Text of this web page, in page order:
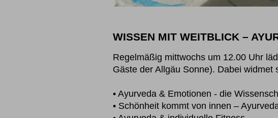
WISSEN MIT WEITBLICK –
Regelmäßig mittwochs um 12.00 Uhr
Gäste der Allgäu Sonne). Dabei
• Ayurveda & Emotionen - die
• Schönheit kommt von innen –